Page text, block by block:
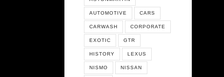
AUTOMOTIVE CARS
CARWASH CORPORATE
EXOTIC GTR
HISTORY LEXUS
NISMO NISSAN